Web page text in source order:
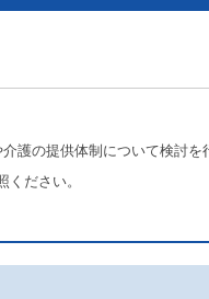
護の提供体制について検討
ください。